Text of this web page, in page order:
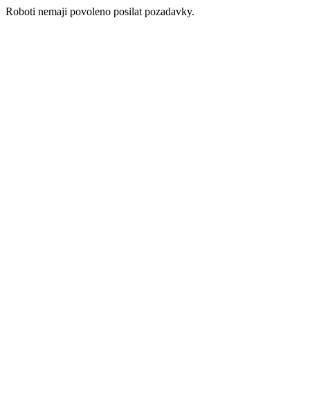
Roboti nemaji povoleno posilat pozadavky.